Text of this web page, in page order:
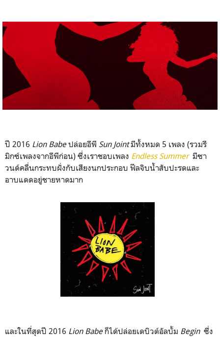
ปี 2016 Lion Babeปล่อยอีพี Sun Jointมีทั้งหมด 5 เพลง (รวมรี
มิกซ์เพลงจากอีพีก่อน) ซึ่งเราชอบเพลง Endless Summer มีซา
วนด์คลื่นกระทบฝั่งกับเสียงนกประกอบ ฟีลจิบน้ำสับปะรดและ
อาบแดดอยู่ชายหาดมาก
และในที่สุดปี 2016 Lion Babeก็ได้ปล่อยเดบิวต์อัลบั้ม Beginซึ่ง